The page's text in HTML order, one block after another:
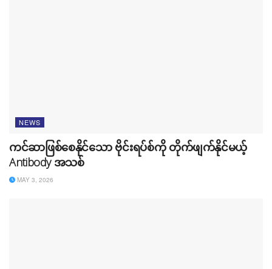
NEWS
ကင်ဆာဖြစ်စေနိုင်သော ဗိုင်းရပ်စ်ကို တိုက်ဖျက်နိုင်မယ့်
Antibody အသစ်
MAY 3, 2026